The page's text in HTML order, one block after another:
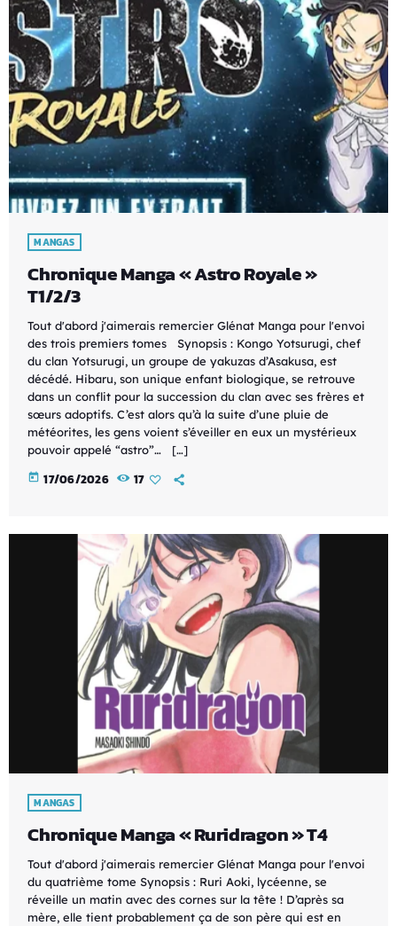
MANGAS
Chronique Manga « Astro Royale »
T1/2/3
Tout d'abord j'aimerais remercier Glénat Manga pour l'envoi
des trois premiers tomes Synopsis : Kongo Yotsurugi, chef
du clan Yotsurugi, un groupe de yakuzas d’Asakusa, est
décédé. Hibaru, son unique enfant biologique, se retrouve
dans un conflit pour la succession du clan avec ses frères et
sœurs adoptifs. C’est alors qu’à la suite d’une pluie de
météorites, les gens voient s’éveiller en eux un mystérieux
pouvoir appelé “astro”… […]
today 17/06/2026 17
MANGAS
Chronique Manga « Ruridragon » T4
Tout d'abord j'aimerais remercier Glénat Manga pour l'envoi
du quatrième tome Synopsis : Ruri Aoki, lycéenne, se
réveille un matin avec des cornes sur la tête ! D’après sa
mère, elle tient probablement ça de son père qui est en